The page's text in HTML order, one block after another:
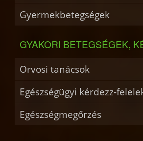
Gyermekbetegségek
GYAKORI BETEGSÉGEK,
Orvosi tanácsok
Egészségügyi kérdezz-
Egészségmegőrzés